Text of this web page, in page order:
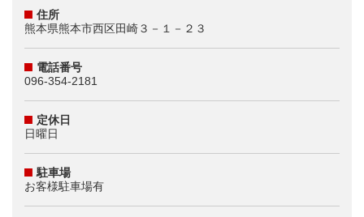
住所
熊本県熊本市西区田崎３－１－２３
電話番号
096-354-2181
定休日
日曜日
駐車場
お客様駐車場有